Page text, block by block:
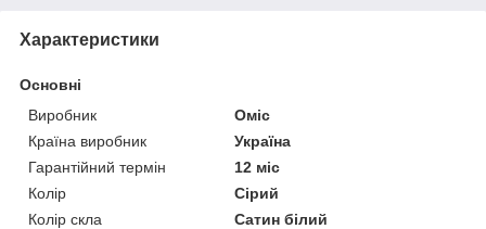
Характеристики
Основні
Виробник
Оміс
Країна виробник
Україна
Гарантійний термін
12 міс
Колір
Сірий
Колір скла
Сатин білий